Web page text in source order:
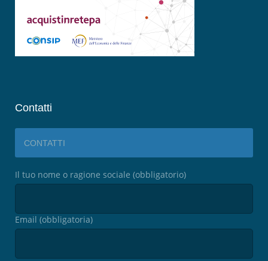
Contatti
CONTATTI
Il tuo nome o ragione sociale (obbligatorio)
Email (obbligatoria)